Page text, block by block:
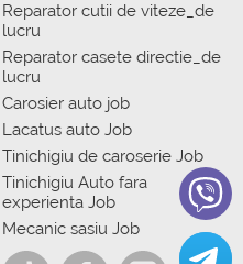
Reparator cutii de viteze_de
lucru
Reparator casete directie_de
lucru
Carosier auto job
Lacatus auto Job
Tinichigiu de caroserie Job
Tinichigiu Auto fara
experienta Job
Mecanic sasiu Job